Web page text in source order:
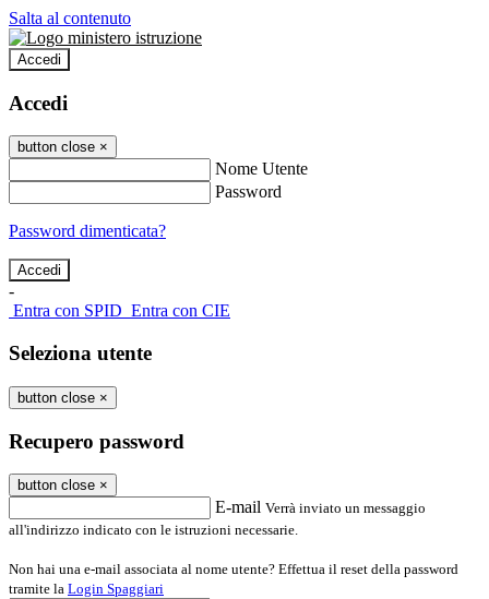
Salta al contenuto
Accedi
Accedi
button close ×
Nome Utente
Password
Password dimenticata?
-
Entra con SPID Entra con CIE
Seleziona utente
button close ×
Recupero password
button close ×
E-mail Verrà inviato un messaggio
all'indirizzo indicato con le istruzioni necessarie.
Non hai una e-mail associata al nome utente? Effettua il reset della password
tramite la Login Spaggiari